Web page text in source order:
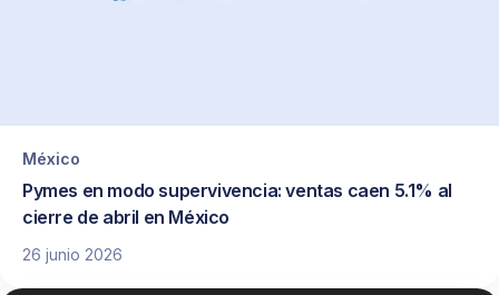
México
Pymes en modo supervivencia: ventas caen 5.1% al
cierre de abril en México
26 junio 2026